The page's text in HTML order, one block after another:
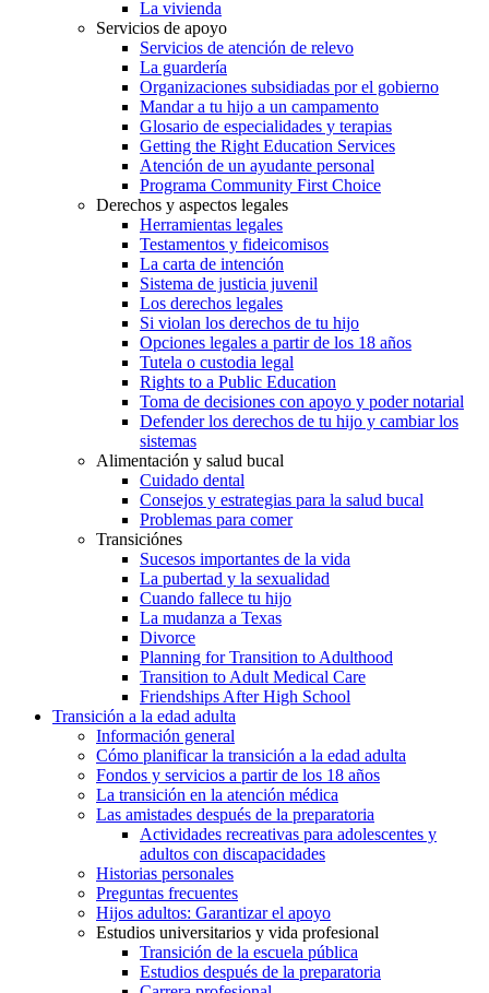
La vivienda
Servicios de apoyo
Servicios de atención de relevo
La guardería
Organizaciones subsidiadas por el gobierno
Mandar a tu hijo a un campamento
Glosario de especialidades y terapias
Getting the Right Education Services
Atención de un ayudante personal
Programa Community First Choice
Derechos y aspectos legales
Herramientas legales
Testamentos y fideicomisos
La carta de intención
Sistema de justicia juvenil
Los derechos legales
Si violan los derechos de tu hijo
Opciones legales a partir de los 18 años
Tutela o custodia legal
Rights to a Public Education
Toma de decisiones con apoyo y poder notarial
Defender los derechos de tu hijo y cambiar los
sistemas
Alimentación y salud bucal
Cuidado dental
Consejos y estrategias para la salud bucal
Problemas para comer
Transiciónes
Sucesos importantes de la vida
La pubertad y la sexualidad
Cuando fallece tu hijo
La mudanza a Texas
Divorce
Planning for Transition to Adulthood
Transition to Adult Medical Care
Friendships After High School
Transición a la edad adulta
Información general
Cómo planificar la transición a la edad adulta
Fondos y servicios a partir de los 18 años
La transición en la atención médica
Las amistades después de la preparatoria
Actividades recreativas para adolescentes y
adultos con discapacidades
Historias personales
Preguntas frecuentes
Hijos adultos: Garantizar el apoyo
Estudios universitarios y vida profesional
Transición de la escuela pública
Estudios después de la preparatoria